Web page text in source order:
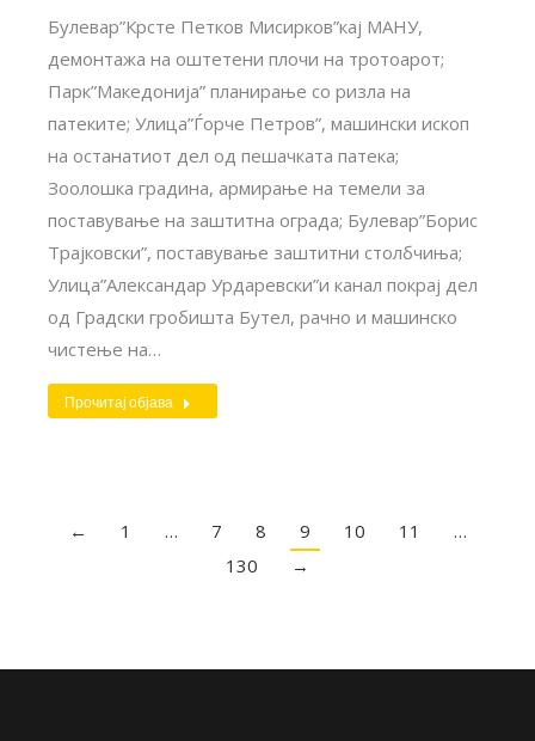
Булевар”Крсте Петков Мисирков”кај МАНУ,
демонтажа на оштетени плочи на тротоарот;
Парк”Македонија” планирање со ризла на
патеките; Улица”Ѓорче Петров”, машински ископ
на останатиот дел од пешачката патека;
Зоолошка градина, армирање на темели за
поставување на заштитна ограда; Булевар”Борис
Трајковски”, поставување заштитни столбчиња;
Улица”Александар Урдаревски”и канал покрај дел
од Градски гробишта Бутел, рачно и машинско
чистење на…
Прочитај објава
← 1 … 7 8 9 10 11
…
130
→